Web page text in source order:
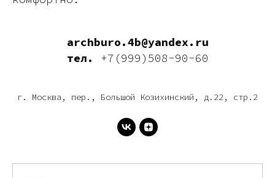
archburo.4b@yandex.ru
тел. +7(999)508-90-60
г. Москва, пер., Большой Козихинский, д.22, стр.2